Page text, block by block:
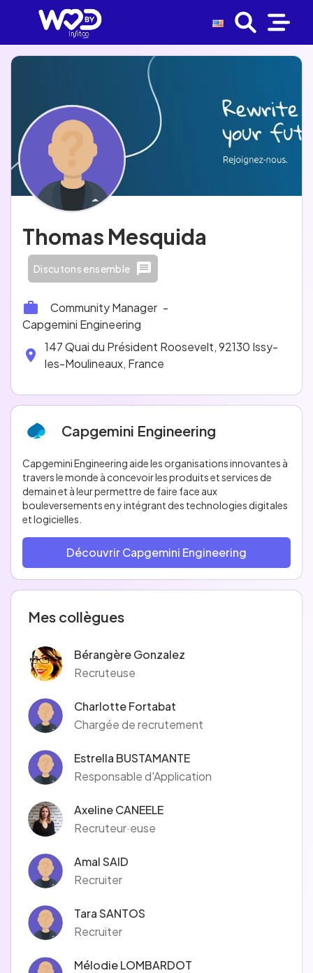
Thomas Mesquida
Discutons ensemble
Community Manager -
Capgemini Engineering
147 Quai du Président Roosevelt, 92130 Issy-
les-Moulineaux, France
Capgemini Engineering
Capgemini Engineering aide les organisations innovantes à
travers le monde à concevoir les produits et services de
demain et à leur permettre de faire face aux
bouleversements en y intégrant des technologies digitales
et logicielles.
Découvrir Capgemini Engineering
Mes collègues
Bérangère Gonzalez
Recruteuse
Charlotte Fortabat
Chargée de recrutement
Estrella BUSTAMANTE
Responsable d'Application
Axeline CANEELE
Recruteur·euse
Amal SAID
Recruiter
Tara SANTOS
Recruiter
Mélodie LOMBARDOT